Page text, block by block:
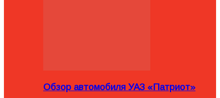
Обзор автомобиля УАЗ «Патриот»